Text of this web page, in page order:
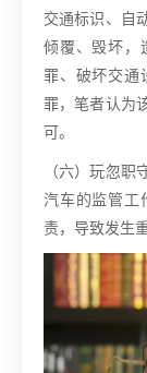
交通标识、自
倾覆、毁坏，
罪、破坏交通
罪，笔者认为
可。
（六）玩忽
汽车的监管工
责，导致发生